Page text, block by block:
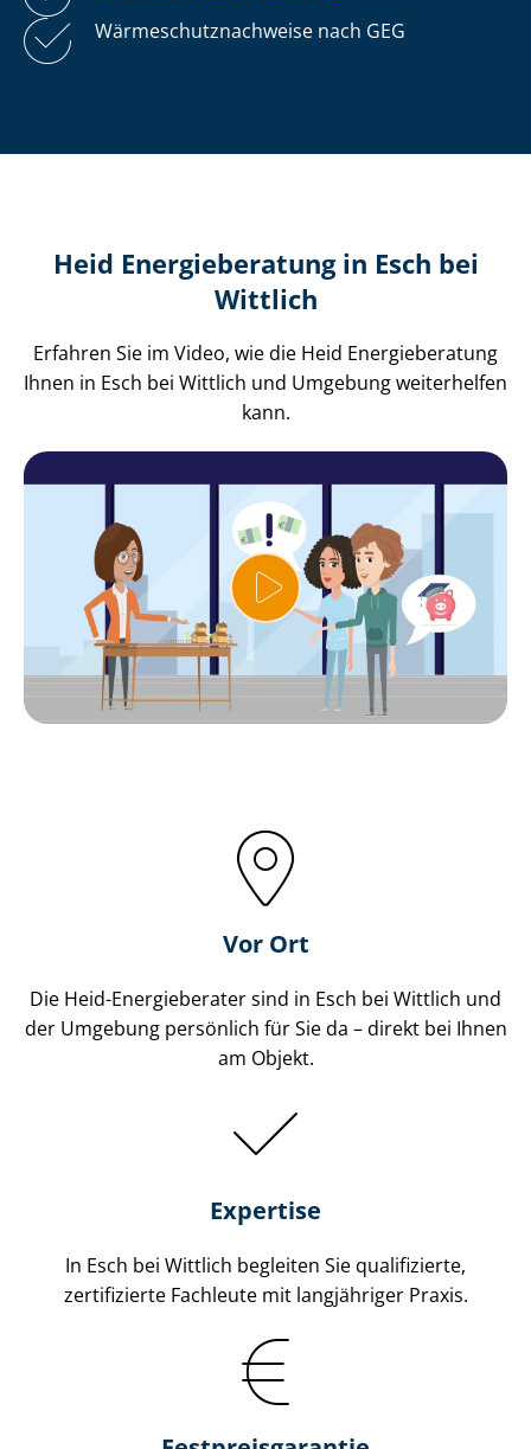
Wär­me­schutz­nach­wei­se nach GEG
Heid Energieberatung in Esch bei
Wittlich
Erfahren Sie im Video, wie die Heid Energieberatung
Ihnen in Esch bei Wittlich und Umgebung weiterhelfen
kann.
Vor Ort
Die Heid-Energieberater sind in Esch bei Wittlich und
der Umgebung persönlich für Sie da – direkt bei Ihnen
am Objekt.
Expertise
In Esch bei Wittlich begleiten Sie qualifizierte,
zertifizierte Fachleute mit langjähriger Praxis.